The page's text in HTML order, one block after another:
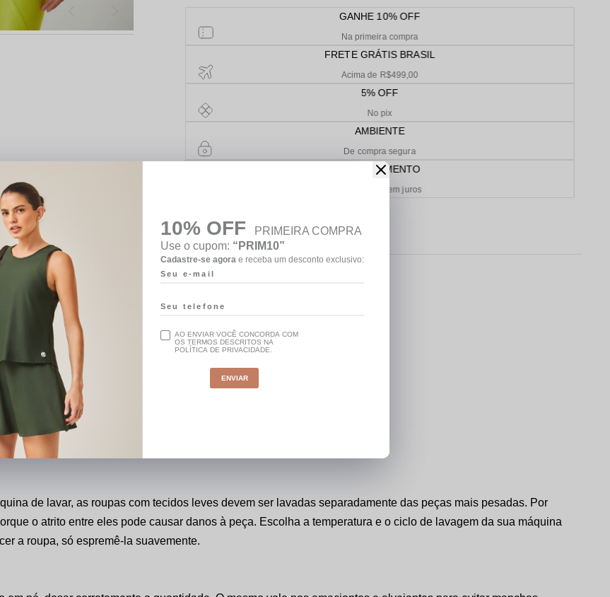
GANHE 10% OFF
Na primeira compra
FRETE GRÁTIS BRASIL
Acima de R$499,00
5% OFF
No pix
AMBIENTE
De compra segura
PARCELAMENTO
Em até 10x sem juros
e se possível colorida. Nunca misturar os grupos durante a lavagem.
para não ter a peça danificada.
de lavar, as roupas com tecidos leves devem ser lavadas separadamente das peças mais pesadas. Por
o atrito entre eles pode causar danos à peça. Escolha a temperatura e o ciclo de lavagem da sua máquina
a roupa, só espremê-la suavemente.
10% OFF
PRIMEIRA COMPRA
Use o cupom: “PRIM10”
Cadastre-se agora e receba um desconto exclusivo:
AO ENVIAR VOCÊ CONCORDA COM
OS TERMOS DESCRITOS NA
POLÍTICA DE PRIVACIDADE.
ENVIAR